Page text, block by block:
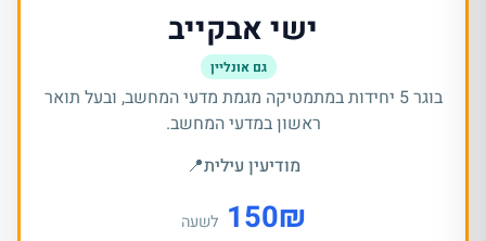
ישי אבקייב
גם אונליין
בוגר 5 יחידות במתמטיקה מגמת מדעי המחשב, ובעל תואר
ראשון במדעי המחשב.
מודיעין עילית📍
₪
150 לשעה